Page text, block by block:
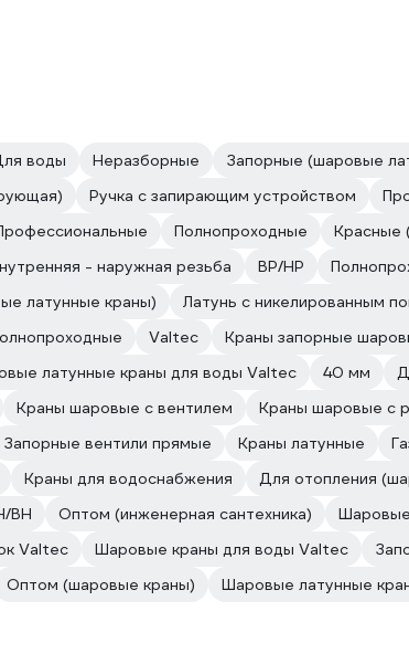
воды Неразборные
Запорные (шаровые
Ручка с запирающим устройством
Полнопроходные
Красные
- наружная резьба ВР/НР
латунные краны)
Латунь с никелированным
Valtec
Краны запорные
латунные краны для воды Valtec 40 мм
Краны шаровые с вентилем
Краны шаровые с
Запорные вентили прямые Краны латунные
Краны для водоснабжения
Для отопления
ВН Оптом (инженерная сантехника)
Valtec Шаровые краны для воды Valtec
Оптом (шаровые краны) Шаровые латунные